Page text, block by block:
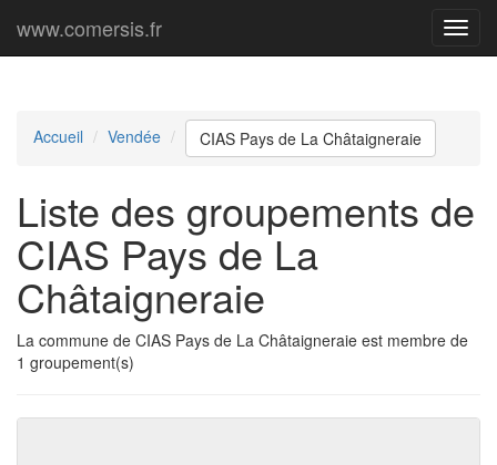
Menu
www.comersis.fr
Accueil Vendée CIAS Pays de La Châtaigneraie
Liste des groupements de
CIAS Pays de La
Châtaigneraie
La commune de CIAS Pays de La Châtaigneraie est membre de
1 groupement(s)